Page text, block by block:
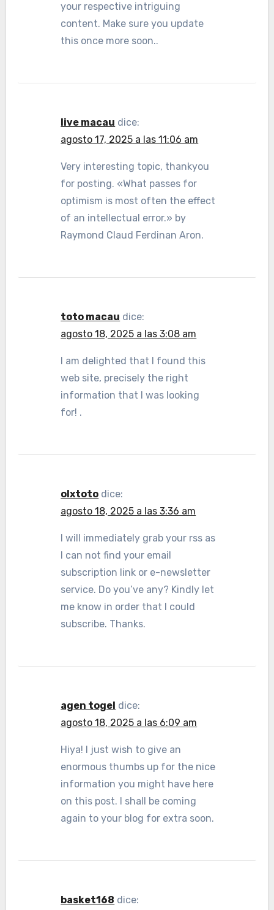
your respective intriguing
content. Make sure you update
this once more soon..
live macau dice:
agosto 17, 2025 a las 11:06 am
Very interesting topic, thankyou
for posting. «What passes for
optimism is most often the effect
of an intellectual error.» by
Raymond Claud Ferdinan Aron.
toto macau dice:
agosto 18, 2025 a las 3:08 am
I am delighted that I found this
web site, precisely the right
information that I was looking
for! .
olxtoto dice:
agosto 18, 2025 a las 3:36 am
I will immediately grab your rss as
I can not find your email
subscription link or e-newsletter
service. Do you’ve any? Kindly let
me know in order that I could
subscribe. Thanks.
agen togel dice:
agosto 18, 2025 a las 6:09 am
Hiya! I just wish to give an
enormous thumbs up for the nice
information you might have here
on this post. I shall be coming
again to your blog for extra soon.
basket168 dice: